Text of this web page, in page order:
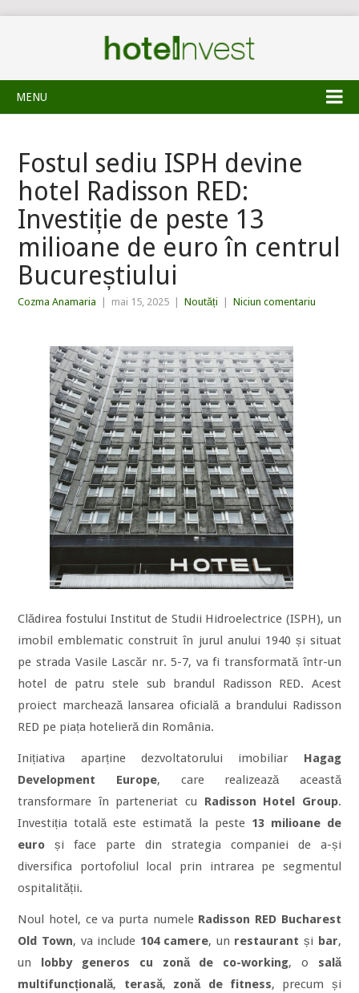
MENU
Fostul sediu ISPH devine
hotel Radisson RED:
Investiție de peste 13
milioane de euro în centrul
Bucureștiului
Cozma Anamaria mai 15, 2025 Noutăți Niciun comentariu
Clădirea fostului Institut de Studii Hidroelectrice (ISPH), un
imobil emblematic construit în jurul anului 1940 și situat
pe strada Vasile Lascăr nr. 5-7, va fi transformată într-un
hotel de patru stele sub brandul Radisson RED. Acest
proiect marchează lansarea oficială a brandului Radisson
RED pe piața hotelieră din România.
Inițiativa aparține dezvoltatorului imobiliar Hagag
Development Europe, care realizează această
transformare în parteneriat cu Radisson Hotel Group.
Investiția totală este estimată la peste 13 milioane de
euro și face parte din strategia companiei de a-și
diversifica portofoliul local prin intrarea pe segmentul
ospitalității.
Noul hotel, ce va purta numele Radisson RED Bucharest
Old Town, va include 104 camere, un restaurant și bar,
un lobby generos cu zonă de co-working, o sală
multifuncțională, terasă, zonă de fitness, precum și